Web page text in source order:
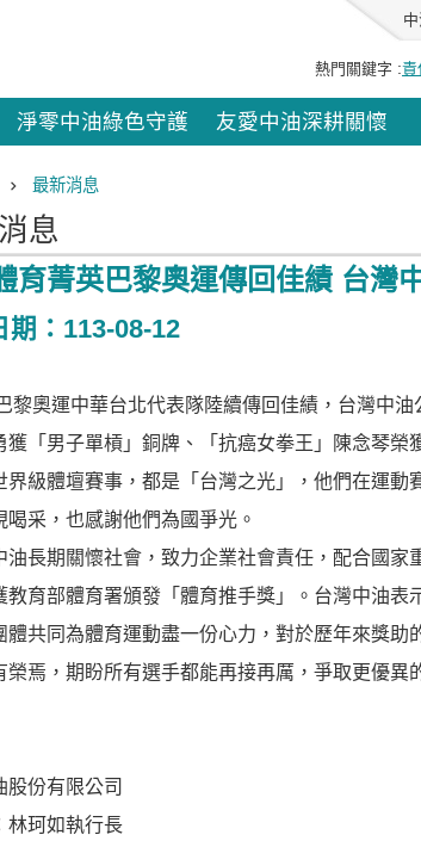
熱門關鍵字 責
淨零中油綠色守護 友愛中油深耕關懷
最新消息
息
育菁英巴黎奧運傳回佳績 台灣
期：113-08-12
奧運中華台北代表隊陸續傳回佳績，台灣中油
獲「男子單槓」銅牌、「抗癌女拳王」陳念琴
界級體壇賽事，都是「台灣之光」，他們在運
喝采，也感謝他們為國爭光。
長期關懷社會，致力企業社會責任，配合國家
教育部體育署頒發「體育推手獎」。台灣中油
體共同為體育運動盡一份心力，對於歷年來獎
榮焉，期盼所有選手都能再接再厲，爭取更優異
股份有限公司
林珂如執行長